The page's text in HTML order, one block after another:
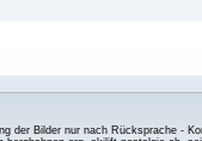
der Bilder nur nach Rücksprache -